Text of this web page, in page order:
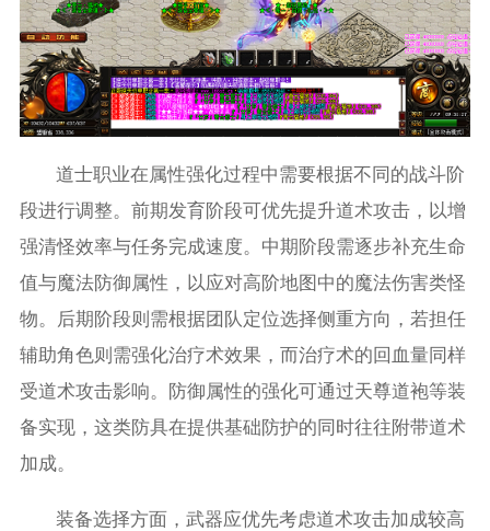
道士职业在属性强化过程中需要根据不同的战斗阶
段进行调整。前期发育阶段可优先提升道术攻击，以增
强清怪效率与任务完成速度。中期阶段需逐步补充生命
值与魔法防御属性，以应对高阶地图中的魔法伤害类怪
物。后期阶段则需根据团队定位选择侧重方向，若担任
辅助角色则需强化治疗术效果，而治疗术的回血量同样
受道术攻击影响。防御属性的强化可通过天尊道袍等装
备实现，这类防具在提供基础防护的同时往往附带道术
加成。
装备选择方面，武器应优先考虑道术攻击加成较高